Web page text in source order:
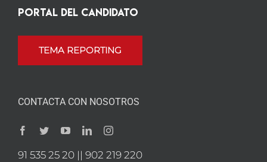
Portal del candidato
TEMA REPORTING
CONTACTA CON NOSOTROS
91 535 25 20 || 902 219 220